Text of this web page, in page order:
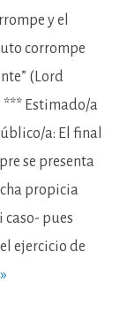
funcionariado
tributario
y el
corrompe
(Lord
*** Estimado/a
a: El final
se presenta
propicia
caso- pues
ejercicio de